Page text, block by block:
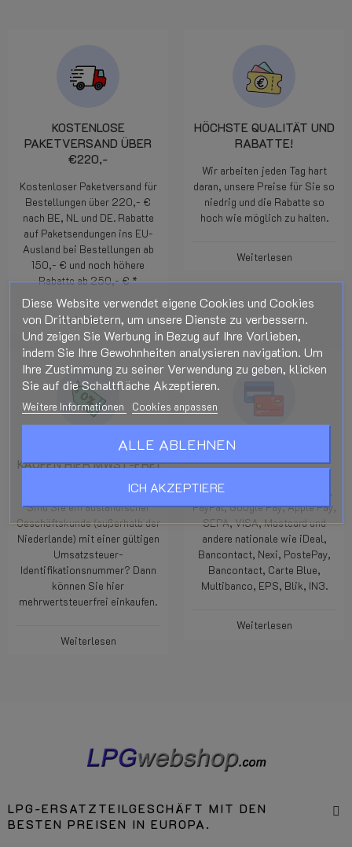
KOSTENLOSE
PAKETVERSAND ÜBER
€220,-
Kostenloser Paketversand für
Bestellungen über 220,- €
nach BE, NL und DE. Rabatte
auf Paketsendungen ins EU-
Ausland bei Bestellungen ab
150,- € und noch höhere
Rabatte ab 250,- € *
Weiterlesen
HÖCHSTE QUALITÄT UND
RABATTE!
Wir arbeiten jeden Tag hart
daran, unsere Preise für Sie so
niedrig und die Rabatte so
hoch wie möglich zu halten.
Weiterlesen
GESCHÄFTSKUNDEN
KAUFEN HIER MWST-FREI
Sind Sie ein ausländischer
Geschäftskunde (außerhalb der
Niederlande) mit einer gültigen
Umsatzsteuer-
Identifikationsnummer? Dann
können Sie hier
mehrwertsteuerfrei einkaufen.
Weiterlesen
ZAHLUNGSMETHODE
Zahlungsmethoden wie Wero,
PayPal, Google Pay, Apple Pay,
SEPA, VISA, Mastcard und
andere nationale wie iDeal,
Bancontact, Nexi, PostePay,
Bancontact, Carte Blue,
Multibanco, EPS, Blik, IN3.
Weiterlesen
LPG-ERSATZTEILGESCHÄFT MIT DEN
BESTEN PREISEN IN EUROPA.
Diese Website verwendet eigene Cookies und Cookies
von Drittanbietern, um unsere Dienste zu verbessern.
Und zeigen Sie Werbung in Bezug auf Ihre Vorlieben,
indem Sie Ihre Gewohnheiten analysieren navigation. Um
Ihre Zustimmung zu seiner Verwendung zu geben, klicken
Sie auf die Schaltfläche Akzeptieren.
Weitere Informationen Cookies anpassen
ALLE ABLEHNEN
ICH AKZEPTIERE